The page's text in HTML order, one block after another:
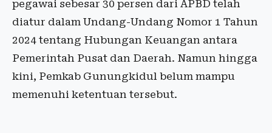
pegawai sebesar 30 persen dari APBD telah
diatur dalam Undang-Undang Nomor 1 Tahun
2024 tentang Hubungan Keuangan antara
Pemerintah Pusat dan Daerah. Namun hingga
kini, Pemkab Gunungkidul belum mampu
memenuhi ketentuan tersebut.